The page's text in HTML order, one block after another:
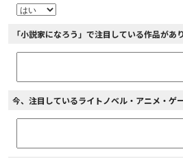
「小説家になろう」で注目している作品があ
今、注目しているライトノベル・アニメ・ゲ